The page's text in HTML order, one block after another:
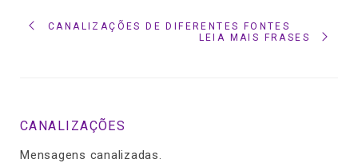
CANALIZAÇÕES DE DIFERENTES FONTES
LEIA MAIS FRASES
CANALIZAÇÕES
Mensagens canalizadas.